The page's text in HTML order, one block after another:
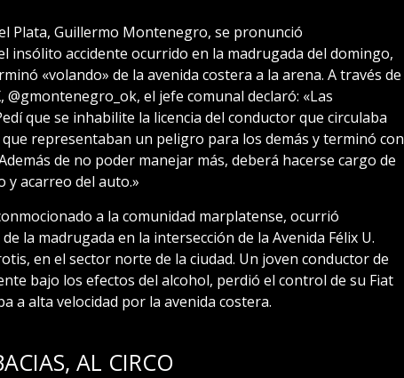
Plata, Guillermo Montenegro, se pronunció
insólito accidente ocurrido en la madrugada del domingo,
«volando» de la avenida costera a la arena. A través de
@gmontenegro_ok, el jefe comunal declaró: «Las
que se inhabilite la licencia del conductor que circulaba
representaban un peligro para los demás y terminó con
de no poder manejar más, deberá hacerse cargo de
y acarreo del auto.»
a la comunidad marplatense, ocurrió
la madrugada en la intersección de la Avenida Félix U.
en el sector norte de la ciudad. Un joven conductor de
bajo los efectos del alcohol, perdió el control de su Fiat
a alta velocidad por la avenida costera.
AL CIRCO